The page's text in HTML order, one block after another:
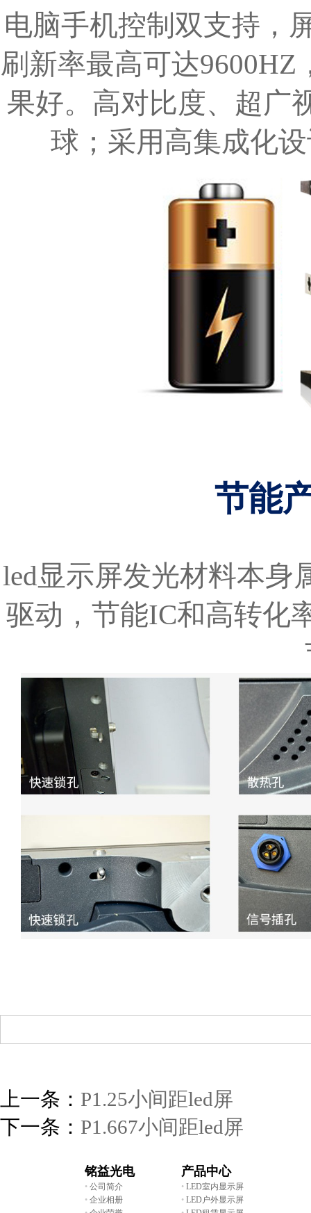
电脑手机控制双支持，
刷新率最高可达
果好。高对比度、超广
球；采用高集成化
节能
led显示屏发光材料本身
驱动，节能IC和高转化
上一条： P1.25小间距led屏
下一条： P1.667小间距led屏
铭益光电 产品中心
• 公司简介 • LED室内显示屏
• 企业相册 • LED户外显示屏